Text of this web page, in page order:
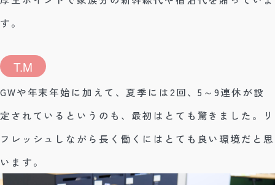
す。
T.M
GWや年末年始に加えて、夏季には2回、5～9連休が設
定されているというのも、最初はとても驚きました。リ
フレッシュしながら長く働くにはとても良い環境だと思
います。